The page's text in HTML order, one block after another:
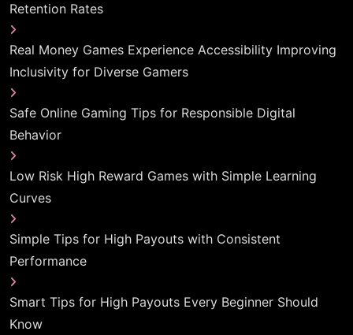
Retention Rates
Real Money Games Experience Accessibility Improving
Inclusivity for Diverse Gamers
Safe Online Gaming Tips for Responsible Digital
Behavior
Low Risk High Reward Games with Simple Learning
Curves
Simple Tips for High Payouts with Consistent
Performance
Smart Tips for High Payouts Every Beginner Should
Know